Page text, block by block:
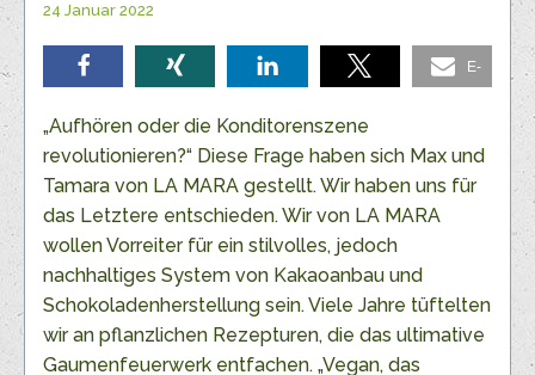
24 Januar 2022
teilen teilen teilen
E-
„Aufhören oder die Konditorenszene
revolutionieren?“ Diese Frage haben sich Max und
Tamara von LA MARA gestellt. Wir haben uns für
das Letztere entschieden. Wir von LA MARA
wollen Vorreiter für ein stilvolles, jedoch
nachhaltiges System von Kakaoanbau und
Schokoladenherstellung sein. Viele Jahre tüftelten
wir an pflanzlichen Rezepturen, die das ultimative
Gaumenfeuerwerk entfachen. „Vegan, das